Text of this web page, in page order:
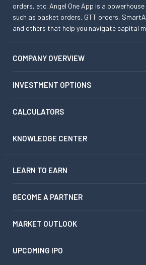
orders, etc. Angel One App is a
such as basket orders, GTT orders,
and others that help you navigate capital
COMPANY OVERVIEW
INVESTMENT OPTIONS
CALCULATORS
KNOWLEDGE CENTER
LEARN TO EARN
BECOME A PARTNER
MARKET OUTLOOK
UPCOMING IPO